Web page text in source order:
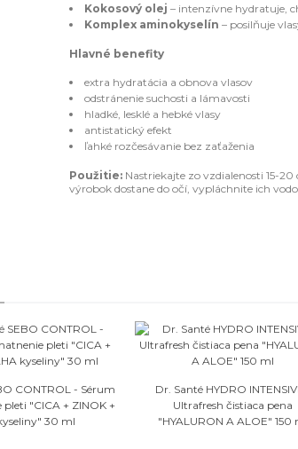
Kokosový olej – intenzívne hydratuje,
Komplex aminokyselín – posilňuje
Hlavné benefity
extra hydratácia a obnova vlasov
odstránenie suchosti a lámavosti
hladké, lesklé a hebké vlasy
antistatický efekt
ľahké rozčesávanie bez zaťaženia
Použitie:Nastriekajte zo vzdialenosti 15-20
výrobok dostane do očí, vypláchnite ich
Obľúbené
CONTROL - Sérum
"CICA + ZINOK +
30 ml
Obľúbené
Dr. Santé HYDRO
Ultrafresh čistiaca pena
"HYALURON A ALOE" 150